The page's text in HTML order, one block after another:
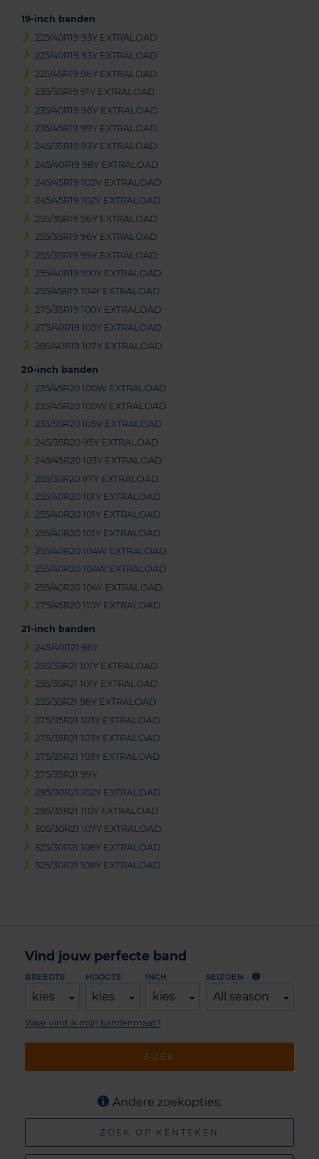
19-inch banden
225/40R19 93Y EXTRALOAD
225/40R19 93Y EXTRALOAD
225/45R19 96Y EXTRALOAD
235/35R19 91Y EXTRALOAD
235/40R19 96Y EXTRALOAD
235/45R19 99Y EXTRALOAD
245/35R19 93Y EXTRALOAD
245/40R19 98Y EXTRALOAD
245/45R19 102V EXTRALOAD
245/45R19 102Y EXTRALOAD
255/35R19 96Y EXTRALOAD
255/35R19 96Y EXTRALOAD
255/35R19 99Y EXTRALOAD
255/40R19 100Y EXTRALOAD
255/45R19 104Y EXTRALOAD
275/35R19 100Y EXTRALOAD
275/40R19 105Y EXTRALOAD
285/40R19 107Y EXTRALOAD
20-inch banden
235/45R20 100W EXTRALOAD
235/45R20 100W EXTRALOAD
235/55R20 105V EXTRALOAD
245/35R20 95Y EXTRALOAD
245/45R20 103Y EXTRALOAD
255/35R20 97Y EXTRALOAD
255/40R20 101Y EXTRALOAD
255/40R20 101Y EXTRALOAD
255/40R20 101Y EXTRALOAD
255/40R20 104W EXTRALOAD
255/40R20 104W EXTRALOAD
255/40R20 104Y EXTRALOAD
275/45R20 110Y EXTRALOAD
21-inch banden
245/40R21 96Y
255/35R21 101Y EXTRALOAD
255/35R21 101Y EXTRALOAD
255/35R21 98Y EXTRALOAD
275/35R21 103Y EXTRALOAD
275/35R21 103Y EXTRALOAD
275/35R21 103Y EXTRALOAD
275/35R21 99Y
295/30R21 102Y EXTRALOAD
295/35R21 110Y EXTRALOAD
305/30R21 107Y EXTRALOAD
325/30R21 108Y EXTRALOAD
325/30R21 108Y EXTRALOAD
Vind jouw perfecte band
BREEDTE
kies
HOOGTE
kies
INCH
kies
SEIZOEN
All season
ZOEK
Waar vind ik mijn bandenmaat?
Andere zoekopties:
ZOEK OP KENTEKEN